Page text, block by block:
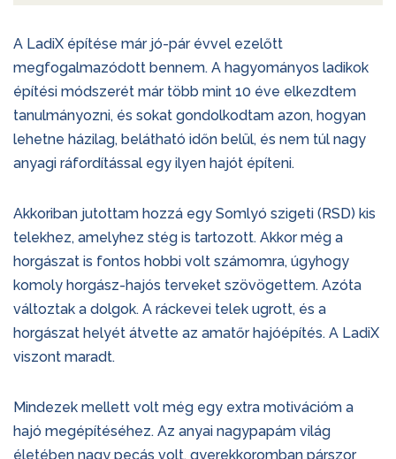
A LadiX építése már jó-pár évvel ezelőtt
megfogalmazódott bennem. A hagyományos ladikok
építési módszerét már több mint 10 éve elkezdtem
tanulmányozni, és sokat gondolkodtam azon, hogyan
lehetne házilag, belátható időn belül, és nem túl nagy
anyagi ráfordítással egy ilyen hajót építeni.
Akkoriban jutottam hozzá egy Somlyó szigeti (RSD) kis
telekhez, amelyhez stég is tartozott. Akkor még a
horgászat is fontos hobbi volt számomra, úgyhogy
komoly horgász-hajós terveket szövögettem. Azóta
változtak a dolgok. A ráckevei telek ugrott, és a
horgászat helyét átvette az amatőr hajóépítés. A LadiX
viszont maradt.
Mindezek mellett volt még egy extra motivációm a
hajó megépítéséhez. Az anyai nagypapám világ
életében nagy pecás volt, gyerekkoromban párszor